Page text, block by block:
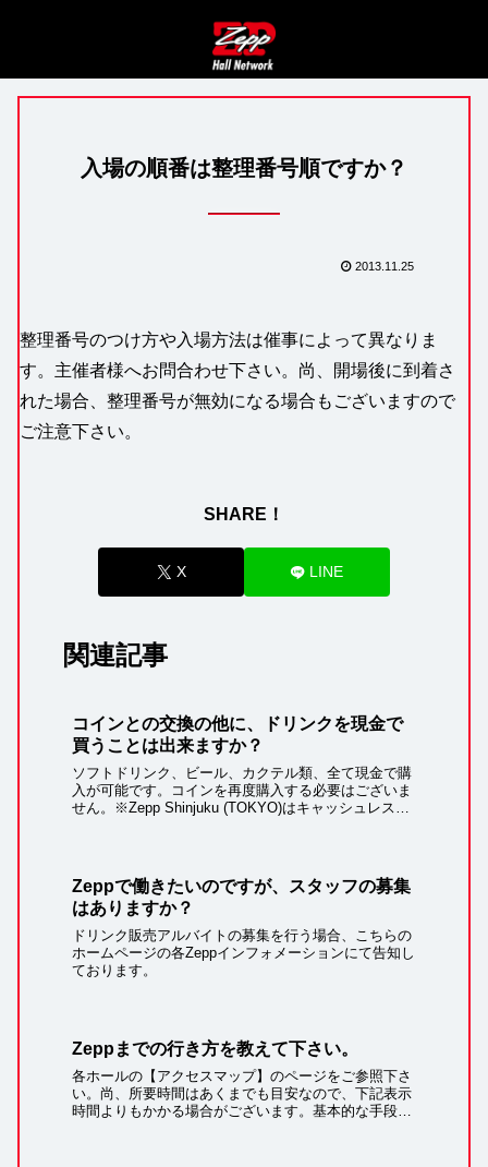
入場の順番は整理番号順ですか？
2013.11.25
整理番号のつけ方や入場方法は催事によって異なりま
す。主催者様へお問合わせ下さい。尚、開場後に到着さ
れた場合、整理番号が無効になる場合もございますので
ご注意下さい。
SHARE！
X LINE
関連記事
コインとの交換の他に、ドリンクを現金で
買うことは出来ますか？
ソフトドリンク、ビール、カクテル類、全て現金で購
入が可能です。コインを再度購入する必要はございま
せん。※Zepp Shinjuku (TOKYO)はキャッシュレス決
Zeppで働きたいのですが、スタッフの募集
はありますか？
ドリンク販売アルバイトの募集を行う場合、こちらの
ホームページの各Zeppインフォメーションにて告知し
ております。
Zeppまでの行き方を教えて下さい。
各ホールの【アクセスマップ】のページをご参照下さ
い。尚、所要時間はあくまでも目安なので、下記表示
時間よりもかかる場合がございます。基本的な手段の